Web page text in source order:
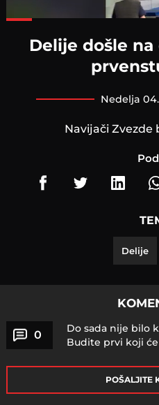
Delije došle
nedelja
Navijači Zvezde
Delije
0
Do sada nije bilo
Budite prvi koji
POŠALJITE